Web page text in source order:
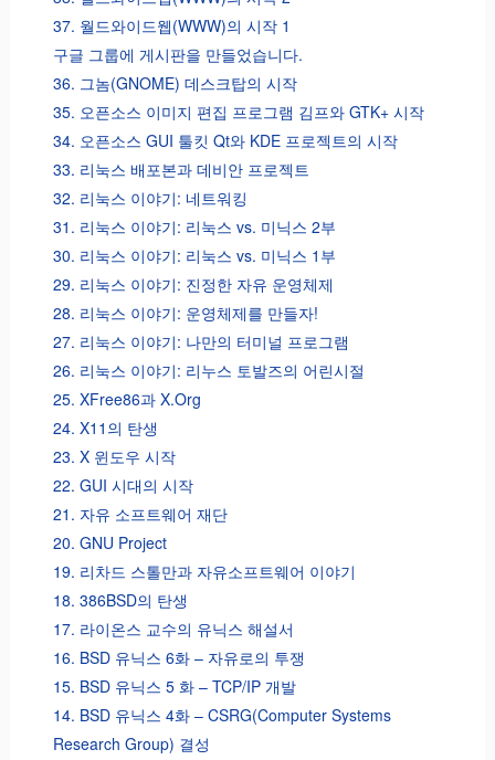
37. 월드와이드웹(WWW)의 시작 1
구글 그룹에 게시판을 만들었습니다.
36. 그놈(GNOME) 데스크탑의 시작
35. 오픈소스 이미지 편집 프로그램 김프와 GTK+ 시작
34. 오픈소스 GUI 툴킷 Qt와 KDE 프로젝트의 시작
33. 리눅스 배포본과 데비안 프로젝트
32. 리눅스 이야기: 네트워킹
31. 리눅스 이야기: 리눅스 vs. 미닉스 2부
30. 리눅스 이야기: 리눅스 vs. 미닉스 1부
29. 리눅스 이야기: 진정한 자유 운영체제
28. 리눅스 이야기: 운영체제를 만들자!
27. 리눅스 이야기: 나만의 터미널 프로그램
26. 리눅스 이야기: 리누스 토발즈의 어린시절
25. XFree86과 X.Org
24. X11의 탄생
23. X 윈도우 시작
22. GUI 시대의 시작
21. 자유 소프트웨어 재단
20. GNU Project
19. 리차드 스톨만과 자유소프트웨어 이야기
18. 386BSD의 탄생
17. 라이온스 교수의 유닉스 해설서
16. BSD 유닉스 6화 – 자유로의 투쟁
15. BSD 유닉스 5 화 – TCP/IP 개발
14. BSD 유닉스 4화 – CSRG(Computer Systems
Research Group) 결성